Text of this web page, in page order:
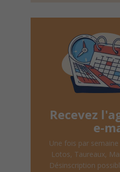
Recevez
e-
Une fois par
Lotos, Taureaux,
Désinscription